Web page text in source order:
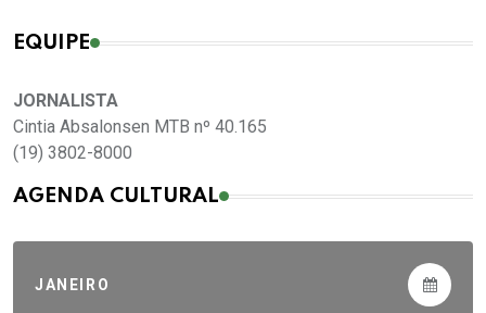
EQUIPE
JORNALISTA
Cintia Absalonsen MTB nº 40.165
(19) 3802-8000
AGENDA CULTURAL
JANEIRO